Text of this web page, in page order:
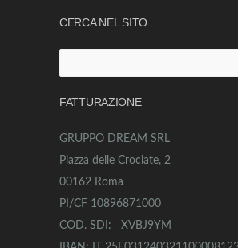
CERCA NEL SITO
per:
FATTURAZIONE
GRUPPO DREAM SRL
Piazza delle Crociate, 2
00162 Roma
PI/CF 10896871000
COD. SDI: XVBJ9YM